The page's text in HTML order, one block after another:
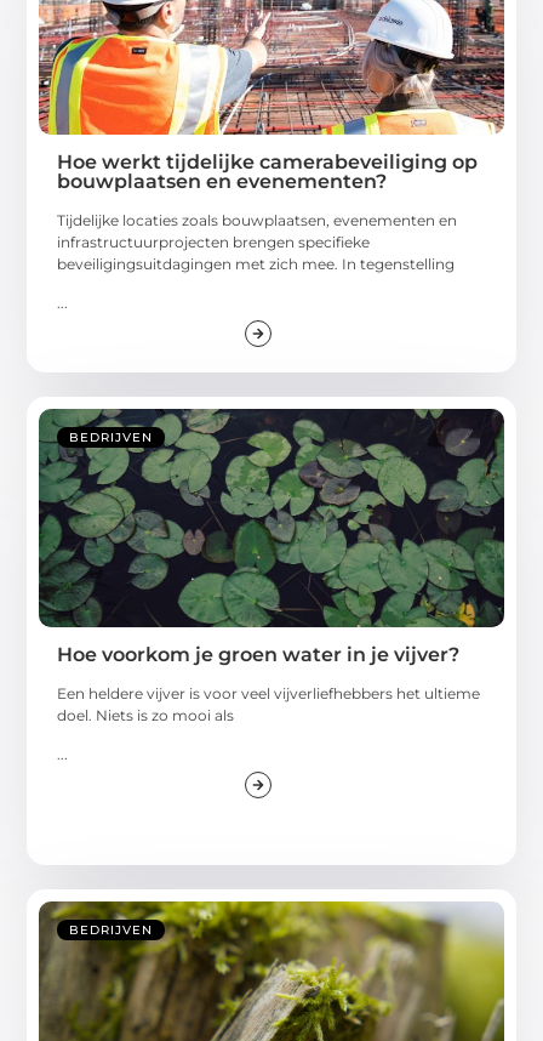
Hoe werkt tijdelijke camerabeveiliging op
bouwplaatsen en evenementen?
Tijdelijke locaties zoals bouwplaatsen, evenementen en
infrastructuurprojecten brengen specifieke
beveiligingsuitdagingen met zich mee. In tegenstelling
BEDRIJVEN
Hoe voorkom je groen water in je vijver?
Een heldere vijver is voor veel vijverliefhebbers het ultieme
doel. Niets is zo mooi als
...
BEDRIJVEN